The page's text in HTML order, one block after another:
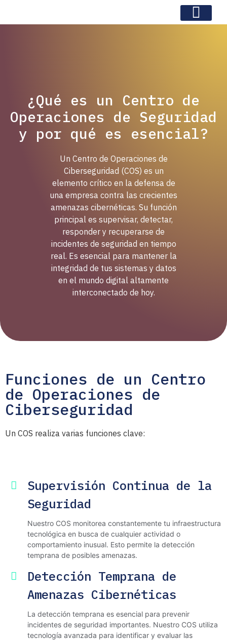
¿Qué es un Centro de
Operaciones de Seguridad
y por qué es esencial?
Un Centro de Operaciones de
Ciberseguridad (COS) es un
elemento crítico en la defensa de
una empresa contra las crecientes
amenazas cibernéticas. Su función
principal es supervisar, detectar,
responder y recuperarse de
incidentes de seguridad en tiempo
real. Es esencial para mantener la
integridad de tus sistemas y datos
en el mundo digital altamente
interconectado de hoy.
Funciones de un Centro
de Operaciones de
Ciberseguridad
Un COS realiza varias funciones clave:
Supervisión Continua de la
Seguridad
Nuestro COS monitorea constantemente tu infraestructura
tecnológica en busca de cualquier actividad o
comportamiento inusual. Esto permite la detección
temprana de posibles amenazas.
Detección Temprana de
Amenazas Cibernéticas
La detección temprana es esencial para prevenir
incidentes de seguridad importantes. Nuestro COS utiliza
tecnología avanzada para identificar y evaluar las